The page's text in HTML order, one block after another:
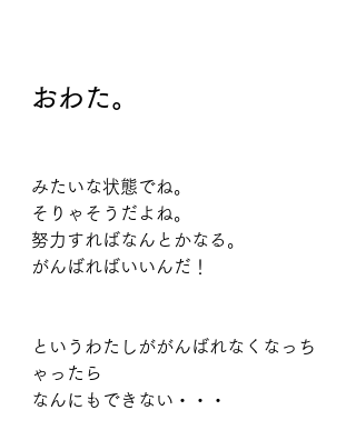
おわた。
みたいな状態でね。
そりゃそうだよね。
努力すればなんとかなる。
がんばればいいんだ！
というわたしががんばれなくなっち
ゃったら
なんにもできない・・・